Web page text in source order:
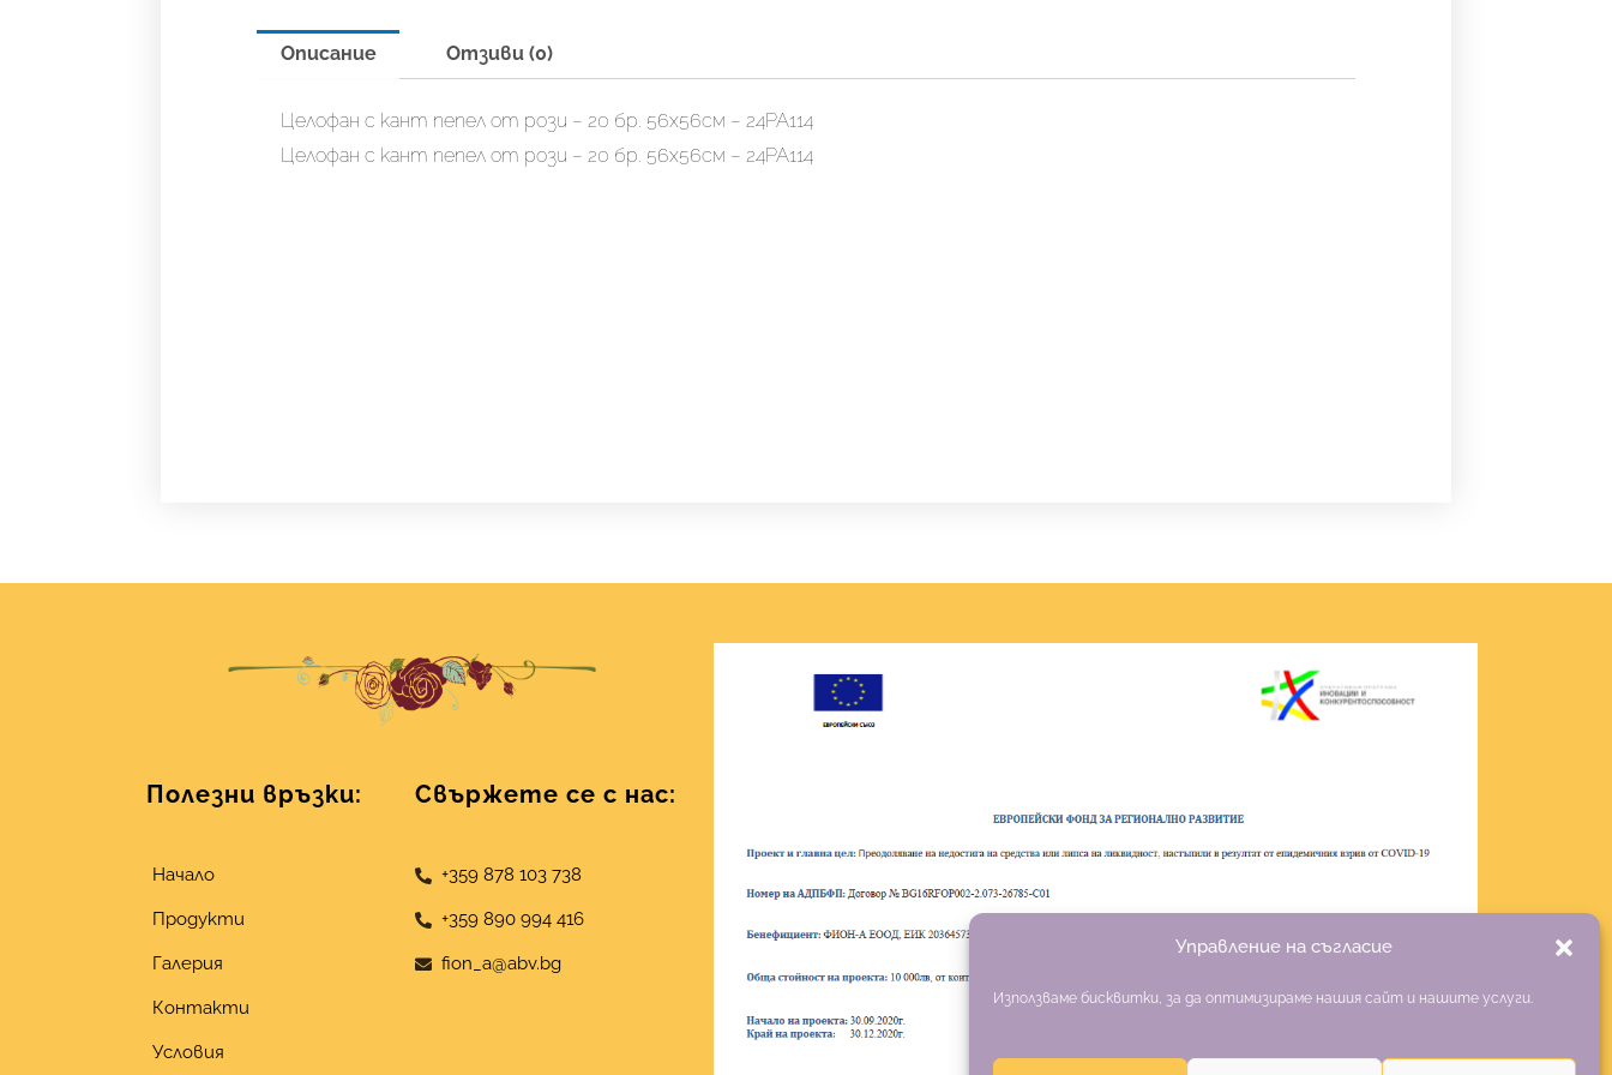
Управление на съгласие
Използваме бисквитки, за да оптимизираме нашия сайт и нашите услуги.
-
Описание Отзиви (0)
Целофан с кант пепел от рози – 20 бр. 56х56см – 24PA114
Целофан с кант пепел от рози – 20 бр. 56х56см – 24PA114
Полезни връзки:
Начало
Продукти
Галерия
Контакти
Условия
Свържете се с нас:
+359 878 103 738
+359 890 994 416
fion_a@abv.bg